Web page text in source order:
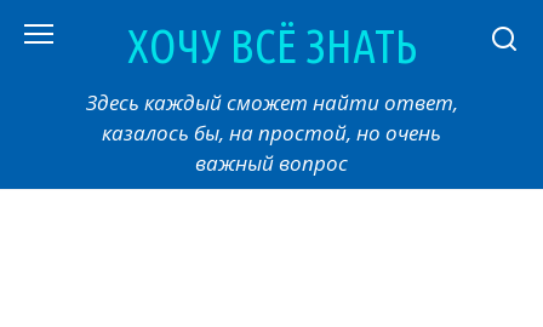
ХОЧУ ВСЁ ЗНАТЬ
Здесь каждый сможет найти ответ,
казалось бы, на простой, но очень
важный вопрос